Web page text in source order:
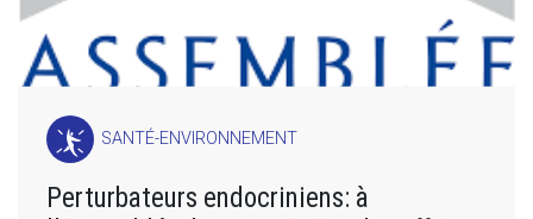
SANTÉ-ENVIRONNEMENT
Perturbateurs endocriniens: à